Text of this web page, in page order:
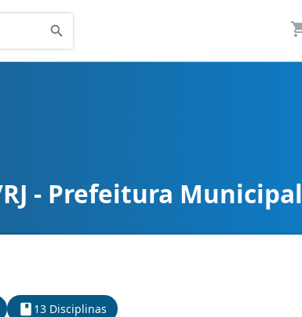
- Prefeitura Municipal
13 Disciplinas